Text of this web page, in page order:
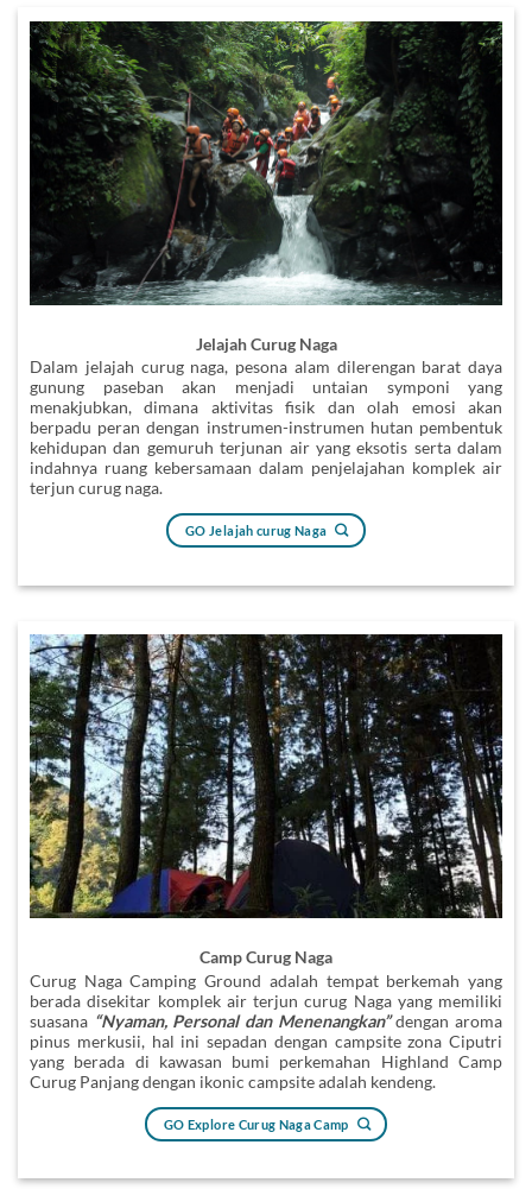
Jelajah Curug Naga
Dalam jelajah curug naga, pesona alam dilerengan barat daya
gunung paseban akan menjadi untaian symponi yang
menakjubkan, dimana aktivitas fisik dan olah emosi akan
berpadu peran dengan instrumen-instrumen hutan pembentuk
kehidupan dan gemuruh terjunan air yang eksotis serta dalam
indahnya ruang kebersamaan dalam penjelajahan komplek air
terjun curug naga.
GO Jelajah curug Naga
Camp Curug Naga
Curug Naga Camping Ground adalah tempat berkemah yang
berada disekitar komplek air terjun curug Naga yang memiliki
suasana “Nyaman, Personal dan Menenangkan”dengan aroma
pinus merkusii, hal ini sepadan dengan campsite zona Ciputri
yang berada di kawasan bumi perkemahan Highland Camp
Curug Panjang dengan ikonic campsite adalah kendeng.
GO Explore Curug Naga Camp